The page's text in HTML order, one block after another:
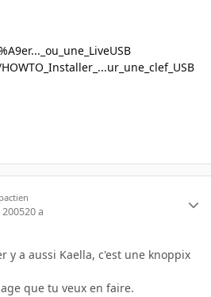
20 a
y a aussi Kaella, c'est une knoppix
que tu veux en faire.